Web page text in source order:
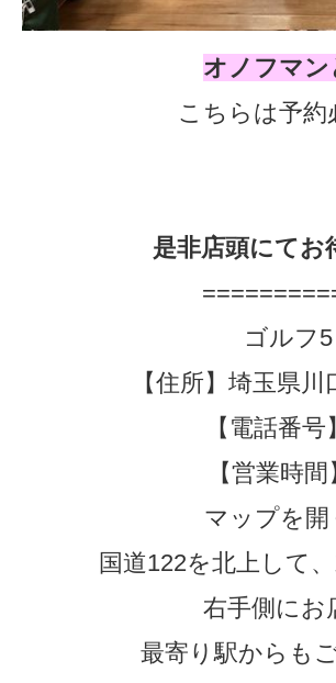
オノフマン
こちらは予
是非店頭にてお
ゴルフ
【住所】埼玉県
【電話番
【営業時
マップを開
国道122を北上して
右手側にお
最寄り駅からも